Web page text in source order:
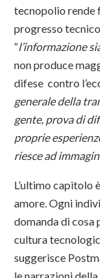
tecnopolio rende
progresso
“l’informazione
non produce
difese contro
generale della
gente, prova di
proprie
riesce ad
L’ultimo capitolo
amore. Ogni
domanda di cosa
cultura
suggerisce